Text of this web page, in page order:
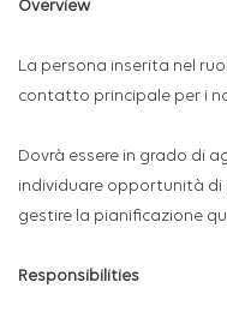
Overview
La persona inserita nel
contatto principale per i
Dovrà essere in grado di
individuare opportunità di
gestire la pianificazione
Responsibilities